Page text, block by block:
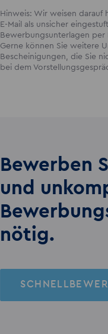
Hinweis: Wir weisen
E-Mail als unsicher
Bewerbungsunterlagen per
Gerne können Sie weitere
Bescheinigungen, die Sie
bei dem
Bewerben
und
nötig.